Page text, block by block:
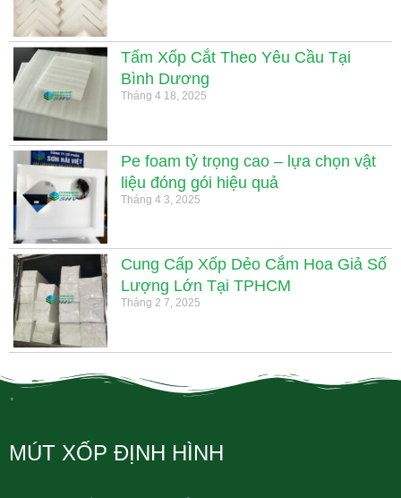
Tấm Xốp Cắt Theo Yêu Cầu Tại
Bình Dương
Tháng 4 18, 2025
Pe foam tỷ trọng cao – lựa chọn vật
liệu đóng gói hiệu quả
Tháng 4 3, 2025
Cung Cấp Xốp Dẻo Cắm Hoa Giả Số
Lượng Lớn Tại TPHCM
Tháng 2 7, 2025
.
MÚT XỐP ĐỊNH HÌNH